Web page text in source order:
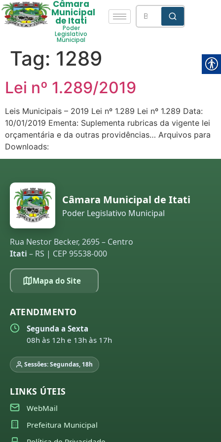
Câmara
Municipal
de Itati
Poder
Legislativo
Municipal
Tag: 1289
Lei nº 1.289/2019
Leis Municipais – 2019 Lei nº 1.289 Lei nº 1.289 Data:
10/01/2019 Ementa: Suplementa rubricas da vigente lei
orçamentária e da outras providências… Arquivos para
Downloads:
Câmara Municipal de Itati
Poder Legislativo Municipal
Rua Nestor Becker, 2695 – Centro
Itati – RS | CEP 95538-000
Mapa do Site
ATENDIMENTO
Segunda a Sexta
08h às 12h e 13h às 17h
Sessões: Segundas, 18h
LINKS ÚTEIS
WebMail
Prefeitura Municipal